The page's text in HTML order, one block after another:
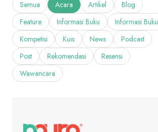
Semua Acara Artikel
Blog
Feature
Informasi Buku
Informasi Buku
Kompetisi
Kuis News
Podcast
Post
Rekomendasi
Resensi
Wawancara